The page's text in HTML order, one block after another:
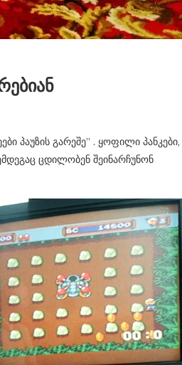
პაუზის გარეშე” . ყოფილი პანკები,
ცდილობენ შეინარჩუნონ
ფეისბუქის აქაუნთის
ივლ 9, 2014